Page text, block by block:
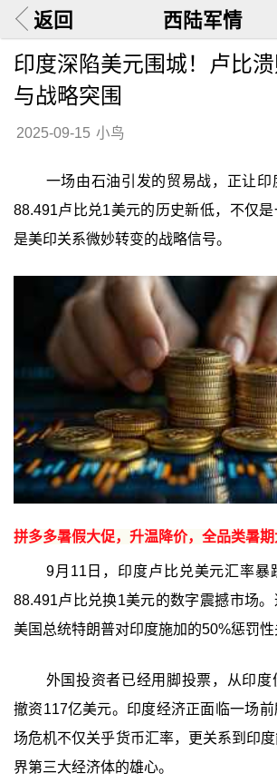
返回 西陆军情
印度深陷美元围城！卢比
与战略突围
2025-09-15 小鸟
一场由石油引发的贸易战，正让印
88.491卢比兑1美元的历史新低，不仅
是美印关系微妙转变的战略信号。
拼多多暑假大促，升温降价，全品类暑
9月11日，印度卢比兑美元汇率暴
88.491卢比兑换1美元的数字震撼市场
美国总统特朗普对印度施加的50%惩罚性
外国投资者已经用脚投票，从印度
撤资117亿美元。印度经济正面临一场
场危机不仅关乎货币汇率，更关系到印
界第三大经济体的雄心。